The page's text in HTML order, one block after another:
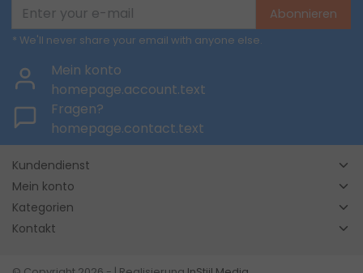
Abonnieren
* We'll never share your email with anyone else.
Mein konto
homepage.account.text
Fragen?
homepage.contact.text
Kundendienst
Mein konto
Kategorien
Kontakt